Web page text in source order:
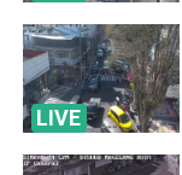
LIVE